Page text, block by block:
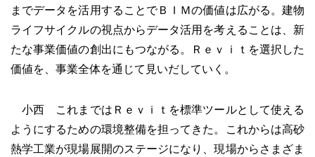
までデータを活用することでＢＩＭの価値は広がる。建物
ライフサイクルの視点からデータ活用を考えることは、新
たな事業価値の創出にもつながる。Ｒｅｖｉｔを選択した
価値を、事業全体を通じて見いだしていく。
小西 これまではＲｅｖｉｔを標準ツールとして使える
ようにするための環境整備を担ってきた。これからは高砂
熱学工業が現場展開のステージになり、現場からさまざま